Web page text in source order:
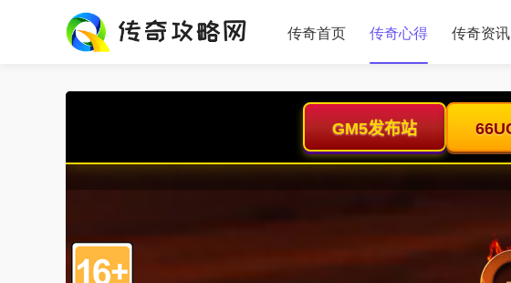
传奇首页 传奇心得 传奇资讯